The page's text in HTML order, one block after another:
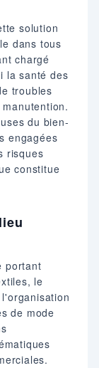
solution
dans tous
chargé
la santé des
troubles
du bien-
engagées
risques
constitue
portant
le
de mode